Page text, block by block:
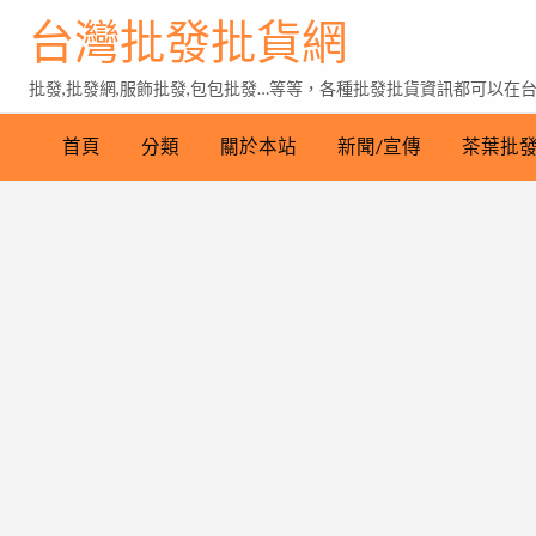
台灣批發批貨網
批發,批發網,服飾批發,包包批發…等等，各種批發批貨資訊都可以在
首頁 分類 關於本站 新聞/宣傳 茶葉批